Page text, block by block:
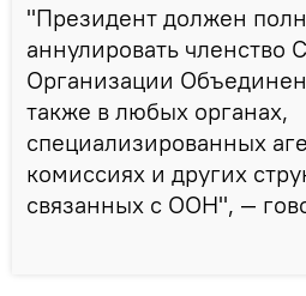
"Президент должен
аннулировать членство
Организации
также в любых органах,
специализированных
комиссиях и других
связанных с ООН", —